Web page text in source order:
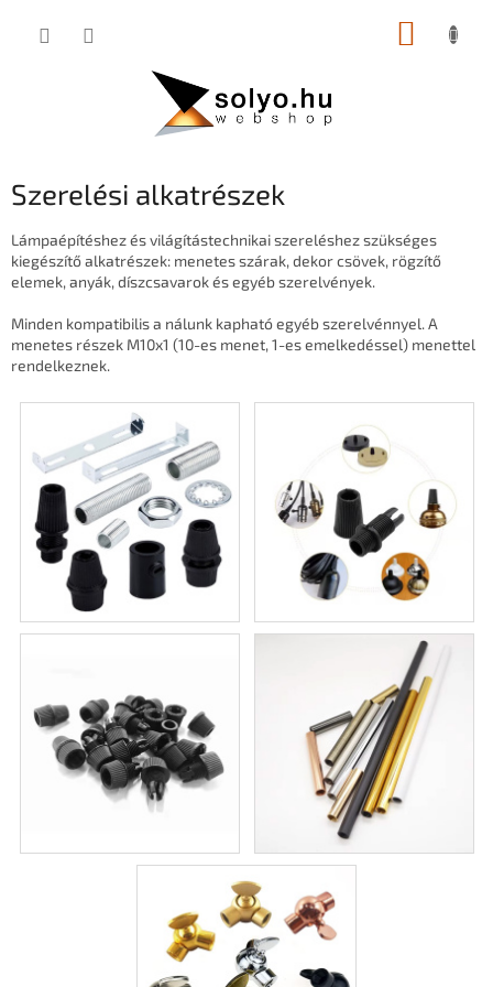
KOSÁR
Szerelési alkatrészek
Lámpaépítéshez és világítástechnikai szereléshez szükséges
kiegészítő alkatrészek: menetes szárak, dekor csövek, rögzítő
elemek, anyák, díszcsavarok és egyéb szerelvények.
Minden kompatibilis a nálunk kapható egyéb szerelvénnyel. A
menetes részek M10x1 (10-es menet, 1-es emelkedéssel) menettel
rendelkeznek.